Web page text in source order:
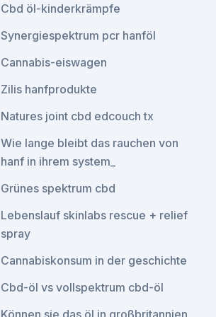
Cbd öl-kinderkrämpfe
Synergiespektrum pcr hanföl
Cannabis-eiswagen
Zilis hanfprodukte
Natures joint cbd edcouch tx
Wie lange bleibt das rauchen von
hanf in ihrem system_
Grünes spektrum cbd
Lebenslauf skinlabs rescue + relief
spray
Cannabiskonsum in der geschichte
Cbd-öl vs vollspektrum cbd-öl
Können sie das öl in großbritannien